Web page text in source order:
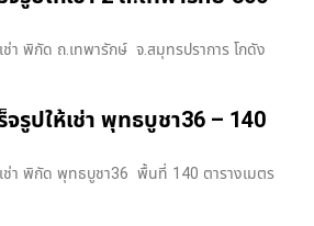
ช่า พิกัด ถ.เทพารักษ์ จ.สมุทรปราการ โกดัง
จรูปให้เช่า พุทธบูชา36 – 140
เช่า พิกัด พุทธบูชา36 พื้นที่ 140 ตารางเมตร